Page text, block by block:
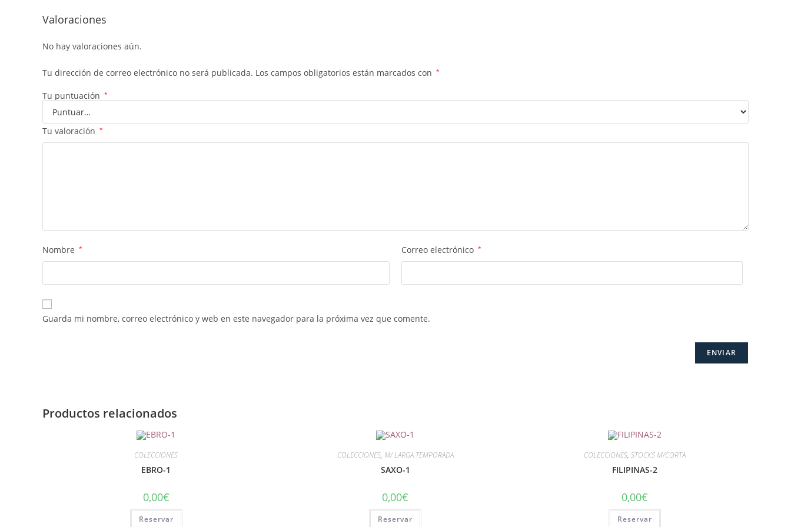
Valoraciones
No hay valoraciones aún.
Tu dirección de correo electrónico no será publicada. Los campos obligatorios están marcados con *
Tu puntuación *
Tu valoración *
Nombre * Correo electrónico *
Guarda mi nombre, correo electrónico y web en este navegador para la próxima vez que comente.
Productos relacionados
COLECCIONES
EBRO-1
0,00€
Reservar
COLECCIONES, M/ LARGA TEMPORADA
SAXO-1
0,00€
Reservar
COLECCIONES,STOCKS M/CORTA
FILIPINAS-2
0,00€
Reservar